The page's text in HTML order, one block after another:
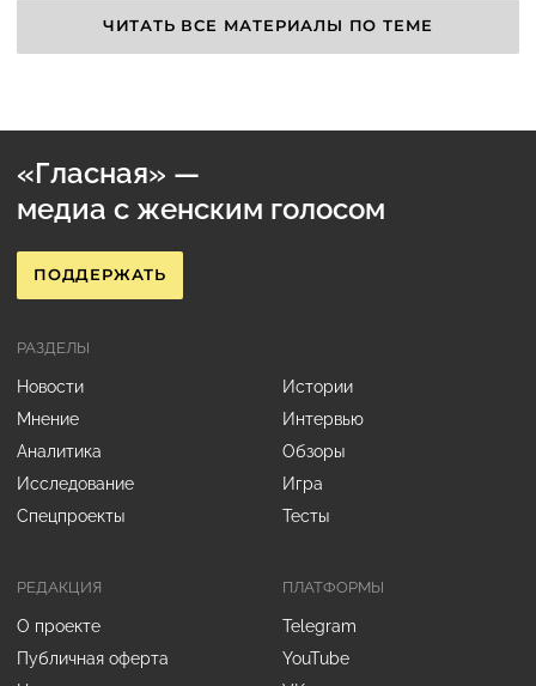
ЧИТАТЬ ВСЕ МАТЕРИАЛЫ ПО ТЕМЕ
«Гласная» —
медиа с женским голосом
ПОДДЕРЖАТЬ
РЕДАКЦИЯ
О проекте
Публичная оферта
РАЗДЕЛЫ
Новости
Истории
Мнение
Интервью
Аналитика
Обзоры
Исследование
Игра
Спецпроекты
Тесты
ПЛАТФОРМЫ
Telegram
YouTube